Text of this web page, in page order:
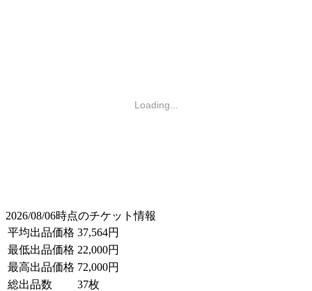
Loading...
2026/08/06時点のチケット情報
平均出品価格 37,564円
最低出品価格 22,000円
最高出品価格 72,000円
総出品数
37枚